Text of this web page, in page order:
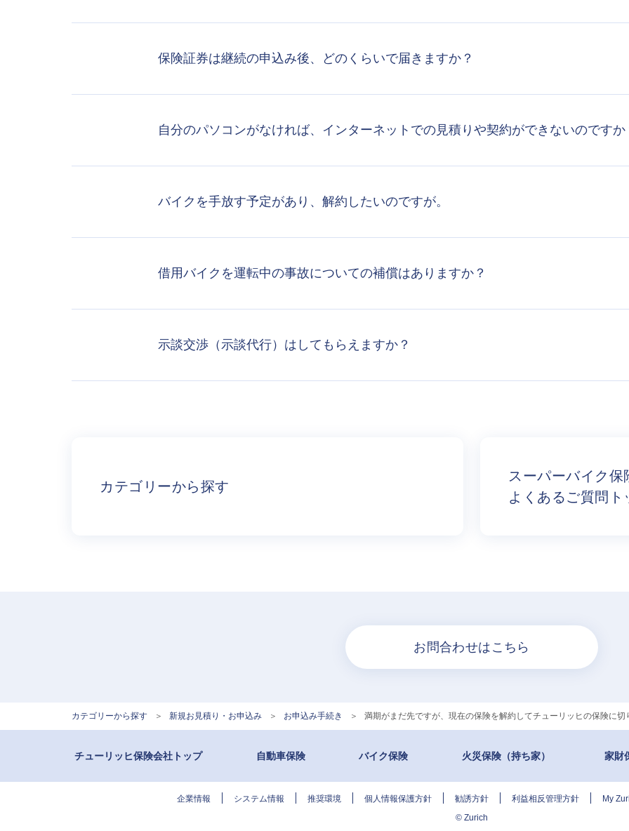
保険証券は継続の申込み後、どのくらいで届きますか？
自分のパソコンがなければ、インターネットでの見積りや契約ができないのですか
バイクを手放す予定があり、解約したいのですが。
借用バイクを運転中の事故についての補償はありますか？
示談交渉（示談代行）はしてもらえますか？
カテゴリーから探す
スーパーバイク保
よくあるご質問ト
お問合わせはこちら
カテゴリーから探す > 新規お見積り・お申込み > お申込み手続き > 満期がまだ先ですが、現在の保険を解約してチューリッヒの保険に
チューリッヒ保険会社トップ 自動車保険 バイク保険 火災保険（持ち家） 家財
企業情報 システム情報 推奨環境 個人情報保護方針 勧誘方針 利益相反管理方針
My
© Zurich